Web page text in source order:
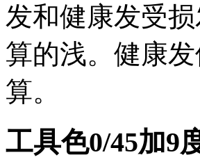
发和健康发受
算的浅。健康
算。
工具色0/45加9